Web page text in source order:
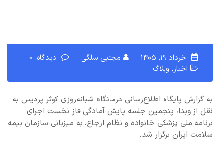
خرداد ۱۹, ۱۴۰۵ مجتبی سلگی
دیدگاه: 0
اخبار, وبلاگ
به گزارش پایگاه اطلاع‌رسانی درمانگاه شبانه‌روزی کوثر پردیس به
نقل از وبدا، پنجمین جلسه پایش آمادگی فاز نخست اجرای
برنامه ملی پزشکی خانواده و نظام ارجاع، به میزبانی سازمان بیمه
سلامت ایران برگزار شد.